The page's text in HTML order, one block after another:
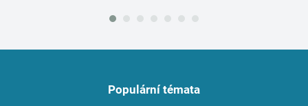
Populární témata